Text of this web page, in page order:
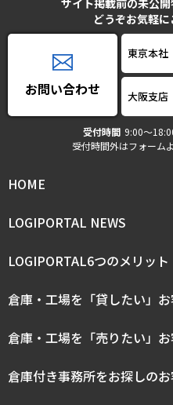
サイト掲載前の未公開
どうぞお気軽に
お問い合わせ
東京本社
大阪支店
受付時間 9:00〜
受付時間外はフォーム
HOME
LOGIPORTAL NEWS
LOGIPORTAL6つのメリット
倉庫・工場を「貸したい」
倉庫・工場を「売りたい」
倉庫付き事務所をお探しの